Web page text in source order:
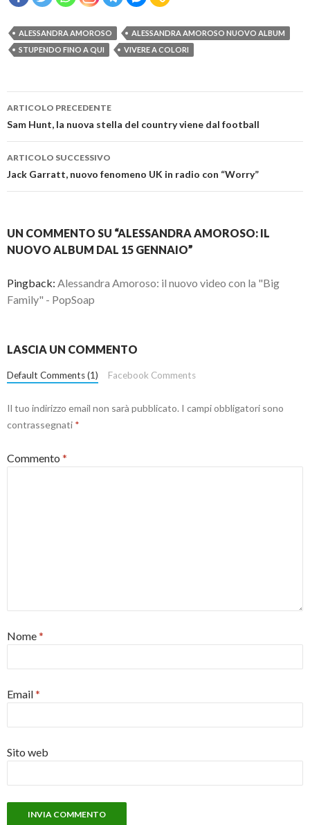
ALESSANDRA AMOROSO
ALESSANDRA AMOROSO NUOVO ALBUM
STUPENDO FINO A QUI
VIVERE A COLORI
Navigazione
articolo
ARTICOLO PRECEDENTE
Sam Hunt, la nuova stella del country viene dal football
ARTICOLO SUCCESSIVO
Jack Garratt, nuovo fenomeno UK in radio con “Worry”
UN COMMENTO SU “ALESSANDRA AMOROSO: IL
NUOVO ALBUM DAL 15 GENNAIO”
Pingback: Alessandra Amoroso: il nuovo video con la "Big
Family" - PopSoap
LASCIA UN COMMENTO
Default Comments (1) Facebook Comments
Il tuo indirizzo email non sarà pubblicato. I campi obbligatori sono
contrassegnati *
Commento *
Nome*
Email*
Sito web